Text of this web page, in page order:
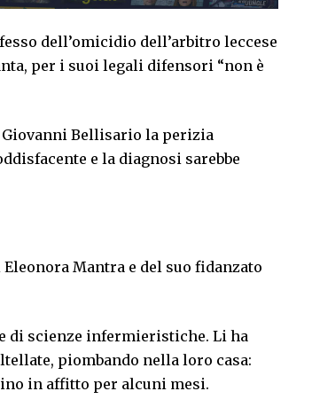
dell’omicidio dell’arbitro leccese
per i suoi legali difensori “non è
Giovanni Bellisario la perizia
e la diagnosi sarebbe
Mantra e del suo fidanzato
di scienze infermieristiche. Li ha
piombando nella loro casa:
in affitto per alcuni mesi.